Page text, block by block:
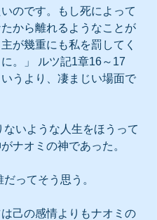
のです。もし死によって
から離れるようなことが
が幾重にも私を罰してく
。」 ルツ記1章16～17
うより、凄まじい場面で
ナオミの神であった。
ってそう思う。
己の感情よりもナオミの